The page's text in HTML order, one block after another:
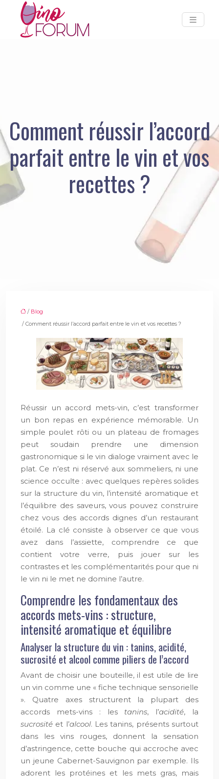
Comment réussir l’accord
parfait entre le vin et vos
recettes ?
/ Blog
/ Comment réussir l’accord parfait entre le vin et vos recettes ?
Réussir un accord mets-vin, c’est transformer
un bon repas en expérience mémorable. Un
simple poulet rôti ou un plateau de fromages
peut soudain prendre une dimension
gastronomique si le vin dialoge vraiment avec le
plat. Ce n’est ni réservé aux sommeliers, ni une
science occulte : avec quelques repères solides
sur la structure du vin, l’intensité aromatique et
l’équilibre des saveurs, vous pouvez construire
chez vous des accords dignes d’un restaurant
étoilé. La clé consiste à observer ce que vous
avez dans l’assiette, comprendre ce que
contient votre verre, puis jouer sur les
contrastes et les complémentarités pour que ni
le vin ni le met ne domine l’autre.
Comprendre les fondamentaux des
accords mets-vins : structure,
intensité aromatique et équilibre
Analyser la structure du vin : tanins, acidité,
sucrosité et alcool comme piliers de l’accord
Avant de choisir une bouteille, il est utile de lire
un vin comme une « fiche technique sensorielle
». Quatre axes structurent la plupart des
accords mets-vins : les tanins, l’acidité, la
sucrosité et l’alcool. Les tanins, présents surtout
dans les vins rouges, donnent la sensation
d’astringence, cette bouche qui accroche avec
un jeune Cabernet-Sauvignon par exemple. Ils
adorent les protéines et les mets gras, mais